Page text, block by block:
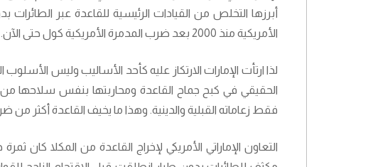
أبرزها التخلص من القيادات الرئيسية للقاعدة عبر
الأمريكية منذ 2000 بعد ضرب المدمرة الأمريكية كول حتى الآن. ولم ينهي التكتيك الأمريكي القاعدة في اليمن.
لذا ارتأت الإمارات الارتكاز عليه كأحد الأساليب وليس
الحقيقي في كبح جماح القاعدة ومحاربتها بنفس سلاحها
فقط زعاماته القبلية والدينية. وهذا ما يخيف القاعدة أكثر من
التعاون الإماراتي الأمريكي لإخراج القاعدة من المكلا كان